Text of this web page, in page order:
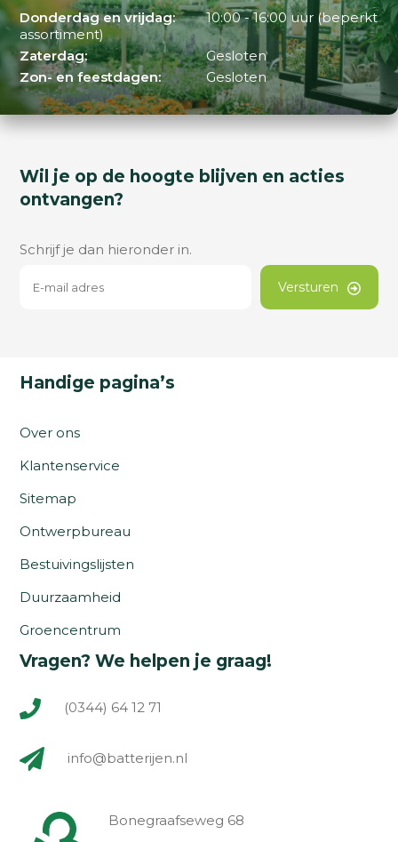
Donderdag en vrijdag:
10:00 - 16:00 uur (beperkt
assortiment)
Zaterdag:
Gesloten
Zon- en feestdagen:
Gesloten
Wil je op de hoogte blijven en acties
ontvangen?
Schrijf je dan hieronder in.
Versturen
Handige pagina’s
Over ons
Klantenservice
Sitemap
Ontwerpbureau
Bestuivingslijsten
Duurzaamheid
Groencentrum
Vragen? We helpen je graag!
(0344) 64 12 71
info@batterijen.nl
Bonegraafseweg 68